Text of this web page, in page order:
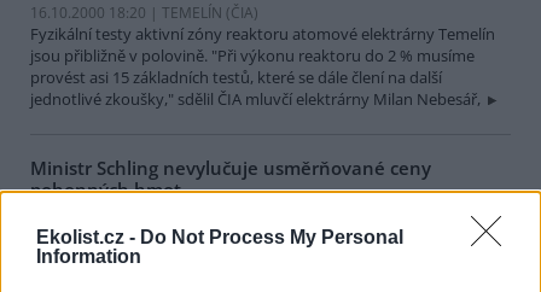
Ekolist.cz - Do Not Process My Personal
Information
16.10.2000 18:20 | TEMELÍN (ČIA)
Fyzikální testy aktivní zóny reaktoru atomové elektrárny Temelín
jsou přibližně v polovině. "Při výkonu reaktoru do 2 % musíme
provést asi 15 základních testů, které se dále člení na další
jednotlivé zkoušky," sdělil ČIA mluvčí elektrárny Milan Nebesář,
Ministr Schling nevylučuje usměrňované ceny
pohonných hmot
Nezdarem skončilo dnešní jednání zástupců autodopravců o
snížení cen pohonných hmot s